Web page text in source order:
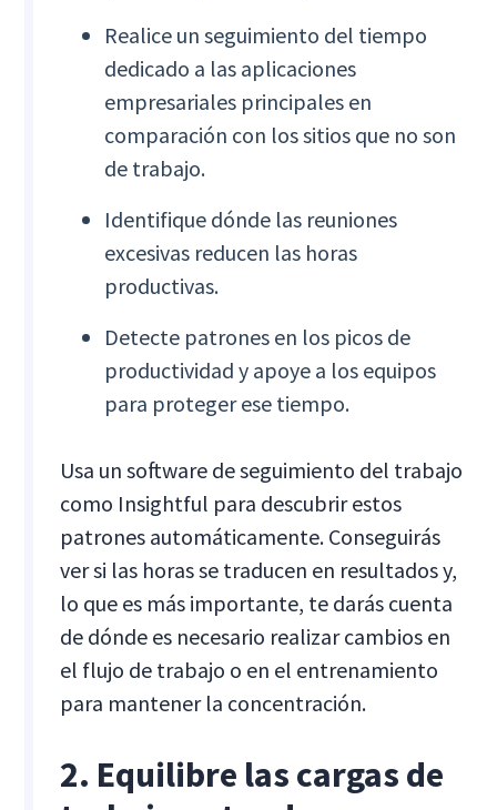
Realice un seguimiento del tiempo
dedicado a las aplicaciones
empresariales principales en
comparación con los sitios que no son
de trabajo.
Identifique dónde las reuniones
excesivas reducen las horas
productivas.
Detecte patrones en los picos de
productividad y apoye a los equipos
para proteger ese tiempo.
Usa un software de seguimiento del trabajo
como Insightful para descubrir estos
patrones automáticamente. Conseguirás
ver si las horas se traducen en resultados y,
lo que es más importante, te darás cuenta
de dónde es necesario realizar cambios en
el flujo de trabajo o en el entrenamiento
para mantener la concentración.
2. Equilibre las cargas de